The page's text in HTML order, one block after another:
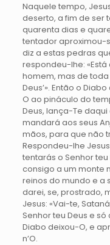
Naquele tempo,
deserto, a fim de ser
quarenta dias e
tentador aproximou-
diz a estas pedras
respondeu-lhe: «Está
homem, mas de
Deus’». Então o
O ao pináculo do
Deus, lança-Te daqui
mandará aos seus
mãos, para que não
Respondeu-lhe
tentarás o Senhor teu
consigo a um monte
reinos do mundo e a
darei, se, prostrado,
Jesus: «Vai-te,
Senhor teu Deus e só
Diabo deixou-O, e
n’O.